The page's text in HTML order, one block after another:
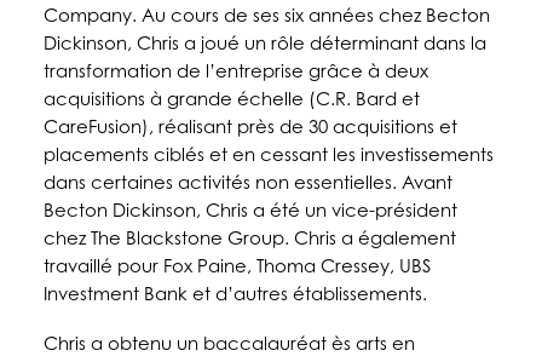
Company. Au cours de ses six années chez Becton
Dickinson, Chris a joué un rôle déterminant dans la
transformation de l’entreprise grâce à deux
acquisitions à grande échelle (C.R. Bard et
CareFusion), réalisant près de 30 acquisitions et
placements ciblés et en cessant les investissements
dans certaines activités non essentielles. Avant
Becton Dickinson, Chris a été un vice-président
chez The Blackstone Group. Chris a également
travaillé pour Fox Paine, Thoma Cressey, UBS
Investment Bank et d’autres établissements.
Chris a obtenu un baccalauréat ès arts en